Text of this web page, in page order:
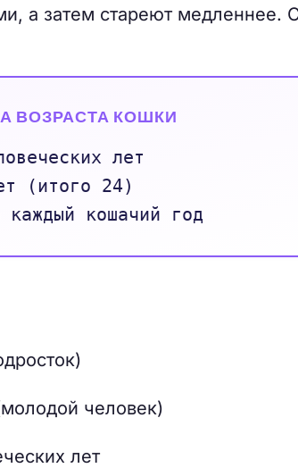
а затем стареют медленнее.
ВОЗРАСТА КОШКИ
лет
(итого 24)
кошачий год
человек)
лет